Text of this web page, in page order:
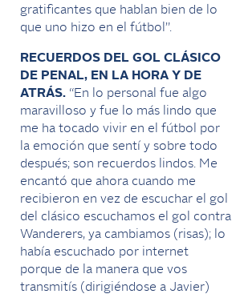
gratificantes que hablan bien de lo
que uno hizo en el fútbol”.
RECUERDOS DEL GOL CLÁSICO
DE PENAL, EN LA HORA Y DE
ATRÁS. “En lo personal fue algo
maravilloso y fue lo más lindo que
me ha tocado vivir en el fútbol por
la emoción que sentí y sobre todo
después; son recuerdos lindos. Me
encantó que ahora cuando me
recibieron en vez de escuchar el gol
del clásico escuchamos el gol contra
Wanderers, ya cambiamos (risas); lo
había escuchado por internet
porque de la manera que vos
transmitís (dirigiéndose a Javier)